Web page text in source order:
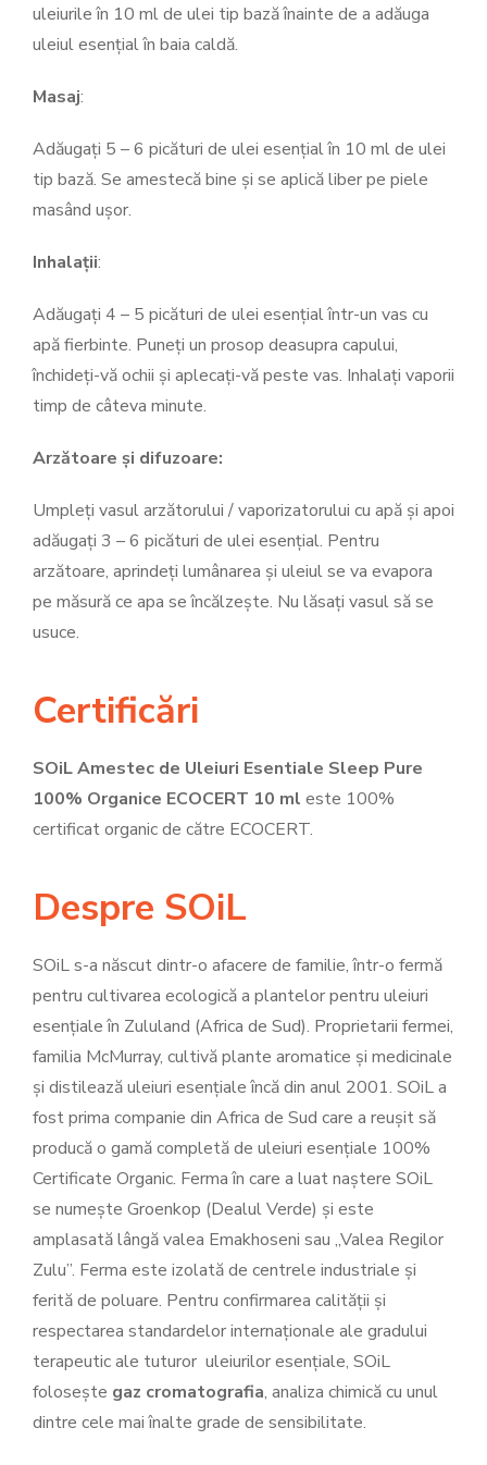
uleiurile în 10 ml de ulei tip bază înainte de a adăuga
uleiul esențial în baia caldă.
Masaj:
Adăugați 5 – 6 picături de ulei esențial în 10 ml de ulei
tip bază. Se amestecă bine și se aplică liber pe piele
masând ușor.
Inhalații:
Adăugați 4 – 5 picături de ulei esențial într-un vas cu
apă fierbinte. Puneți un prosop deasupra capului,
închideți-vă ochii și aplecați-vă peste vas. Inhalați vaporii
timp de câteva minute.
Arzătoare și difuzoare:
Umpleți vasul arzătorului / vaporizatorului cu apă și apoi
adăugați 3 – 6 picături de ulei esențial. Pentru
arzătoare, aprindeți lumânarea și uleiul se va evapora
pe măsură ce apa se încălzește. Nu lăsați vasul să se
usuce.
Certificări
SOiL Amestec de Uleiuri Esentiale Sleep Pure
100% Organice ECOCERT 10 ml este 100%
certificat organic de către ECOCERT.
Despre SOiL
SOiL s-a născut dintr-o afacere de familie, într-o fermă
pentru cultivarea ecologică a plantelor pentru uleiuri
esențiale în Zululand (Africa de Sud). Proprietarii fermei,
familia McMurray, cultivă plante aromatice și medicinale
și distilează uleiuri esențiale încă din anul 2001. SOiL a
fost prima companie din Africa de Sud care a reușit să
producă o gamă completă de uleiuri esențiale 100%
Certificate Organic. Ferma în care a luat naștere SOiL
se numește Groenkop (Dealul Verde) și este
amplasată lângă valea Emakhoseni sau „Valea Regilor
Zulu”. Ferma este izolată de centrele industriale și
ferită de poluare. Pentru confirmarea calității și
respectarea standardelor internaționale ale gradului
terapeutic ale tuturor uleiurilor esențiale, SOiL
folosește gaz cromatografia, analiza chimică cu unul
dintre cele mai înalte grade de sensibilitate.